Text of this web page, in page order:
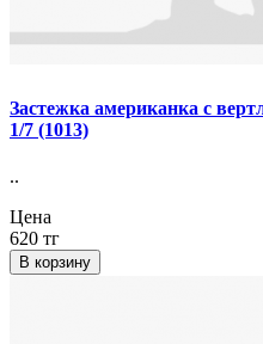
Застежка американка с
1/7 (1013)
..
Цена
620 тг
В корзину